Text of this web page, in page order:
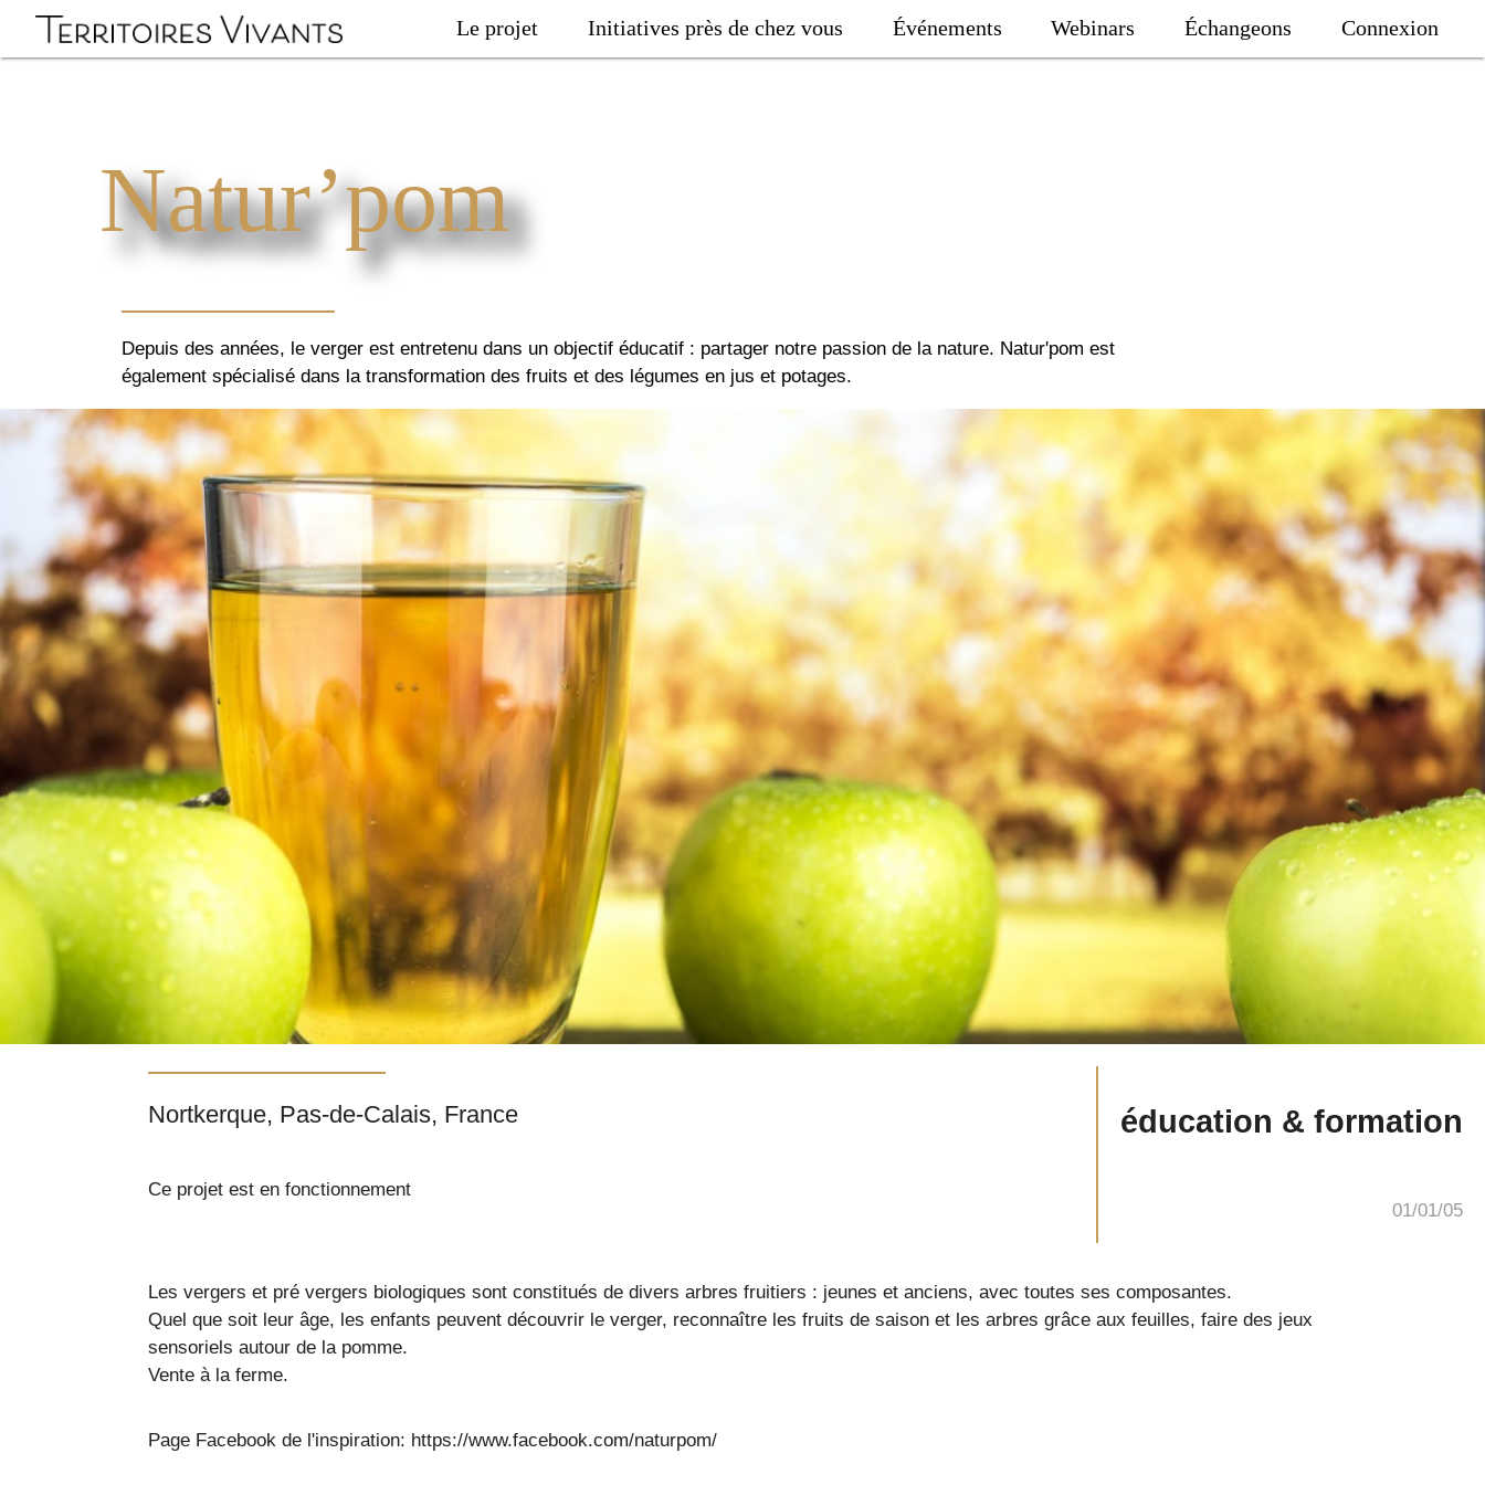
Le projet Initiatives près de chez vous Événements Webinars Échangeons Connexion
Natur’pom
Depuis des années, le verger est entretenu dans un objectif éducatif : partager notre passion de la nature. Natur'pom est
également spécialisé dans la transformation des fruits et des légumes en jus et potages.
01/01/05
éducation & formation
Nortkerque, Pas-de-Calais, France
Ce projet est en fonctionnement
Les vergers et pré vergers biologiques sont constitués de divers arbres fruitiers : jeunes et anciens, avec toutes ses composantes.
Quel que soit leur âge, les enfants peuvent découvrir le verger, reconnaître les fruits de saison et les arbres grâce aux feuilles, faire des jeux
sensoriels autour de la pomme.
Vente à la ferme.
Page Facebook de l'inspiration: https://www.facebook.com/naturpom/